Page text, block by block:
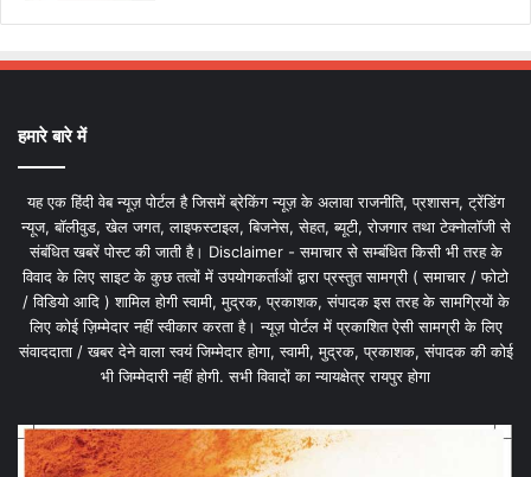
हमारे बारे में
यह एक हिंदी वेब न्यूज़ पोर्टल है जिसमें ब्रेकिंग न्यूज़ के अलावा राजनीति, प्रशासन, ट्रेंडिंग
न्यूज, बॉलीवुड, खेल जगत, लाइफस्टाइल, बिजनेस, सेहत, ब्यूटी, रोजगार तथा टेक्नोलॉजी से
संबंधित खबरें पोस्ट की जाती है। Disclaimer - समाचार से सम्बंधित किसी भी तरह के
विवाद के लिए साइट के कुछ तत्वों में उपयोगकर्ताओं द्वारा प्रस्तुत सामग्री ( समाचार / फोटो
/ विडियो आदि ) शामिल होगी स्वामी, मुद्रक, प्रकाशक, संपादक इस तरह के सामग्रियों के
लिए कोई ज़िम्मेदार नहीं स्वीकार करता है। न्यूज़ पोर्टल में प्रकाशित ऐसी सामग्री के लिए
संवाददाता / खबर देने वाला स्वयं जिम्मेदार होगा, स्वामी, मुद्रक, प्रकाशक, संपादक की कोई
भी जिम्मेदारी नहीं होगी. सभी विवादों का न्यायक्षेत्र रायपुर होगा